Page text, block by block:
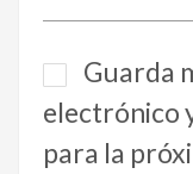
Guarda
electrónico
para la